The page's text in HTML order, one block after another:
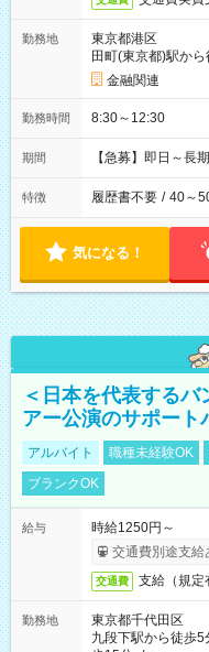
勤務地
東京都港区
田町(東京都)駅か
金融関連
勤務時間 8:30～12:30
期間 【急募】即日～
特徴 履歴書不要 / 40～
気になる！
＜日本を代表する
アー公演のサポート
アルバイト 職種未経験OK
ブランクOK
給与
時給1250円～
交通費別途支給
交通費 支給（規定
勤務地
東京都千代田区
九段下駅から徒歩5